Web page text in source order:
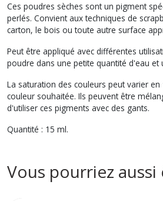
Ces poudres sèches sont un pigment
perlés. Convient aux techniques de
carton, le bois ou toute autre surface
Peut être appliqué avec différentes
poudre dans une petite quantité d'eau
La saturation des couleurs peut varier
couleur souhaitée. Ils peuvent être
d'utiliser ces pigments avec des gants.
Quantité : 15 ml.
Vous pourriez